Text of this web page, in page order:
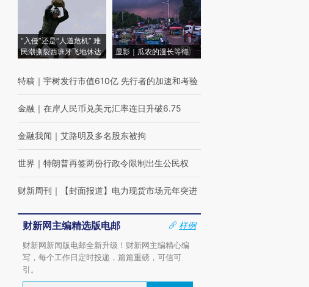
“入侵”还是“人道危机” 难
民潮撕裂西班牙飞地休达
显影｜瓜农的漫长等待
特稿 ｜ 宇树发行市值610亿 先行者的加速和考验
金融 ｜ 在岸人民币兑美元汇率连日升破6.75
金融我闻 ｜ 艾路明及多名股东被拘
世界 ｜ 特朗普再签两份行政令限制出生公民权
财新周刊 ｜ 【封面报道】电力现货市场元年突进
财新网主编精选版电邮
样例
财新网新闻版电邮全新升级！财新网主编精心编
写，每个工作日定时投递，篇篇重磅，可信可
引。